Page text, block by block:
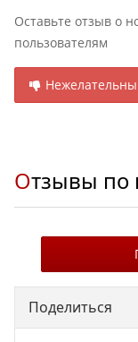
Оставьте отзыв о
пользователям
Отзывы
Поделиться